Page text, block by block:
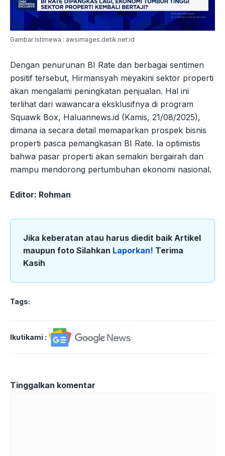
Gambar Istimewa : awsimages.detik.net.id
Dengan penurunan BI Rate dan berbagai sentimen
positif tersebut, Hirmansyah meyakini sektor properti
akan mengalami peningkatan penjualan. Hal ini
terlihat dari wawancara eksklusifnya di program
Squawk Box, Haluannews.id (Kamis, 21/08/2025),
dimana ia secara detail memaparkan prospek bisnis
properti pasca pemangkasan BI Rate. Ia optimistis
bahwa pasar properti akan semakin bergairah dan
mampu mendorong pertumbuhan ekonomi nasional.
Editor: Rohman
Jika keberatan atau harus diedit baik Artikel
maupun foto Silahkan Laporkan! Terima
Kasih
Tags:
Ikutikami :
Tinggalkan komentar